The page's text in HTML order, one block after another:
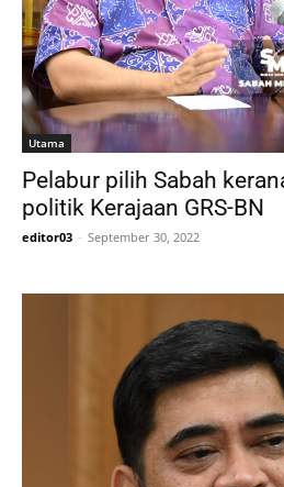
Utama
Pelabur pilih Sabah
politik Kerajaan GRS-BN
editor03 - September 30, 2022